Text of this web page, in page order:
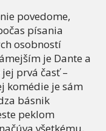
povedome,
písania
osobností
je Dante a
prvá časť –
komédie je sám
básnik
peklom